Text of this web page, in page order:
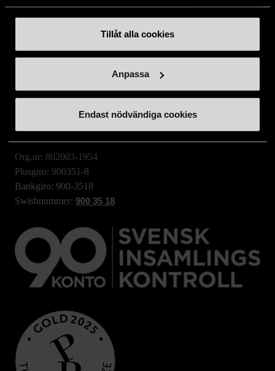
Tillåt alla cookies
Anpassa
Endast nödvändiga cookies
info[at]stadsmissionen.se(info[at]stadsmissionen[dot]se)
Postadress:
Org.nr: 802003-1954
Plusgiro: 900351-8
Bankgiro: 900-3518
Swishnummer: 900 35 18